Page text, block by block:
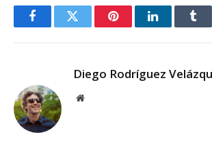
FacebookTwitter PinterestLinkedIn
Diego Rodríguez
Website